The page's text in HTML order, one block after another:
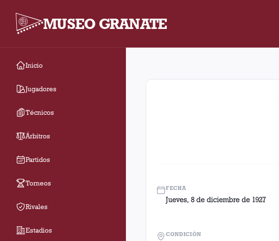
MUSEO GRANATE
Inicio
Jugadores
Técnicos
Árbitros
Partidos
Torneos
Rivales
Estadios
Fecha 21. Partido entre Lanús y
FECHA
Jueves, 8 de diciembre de 1927
CONDICIÓN